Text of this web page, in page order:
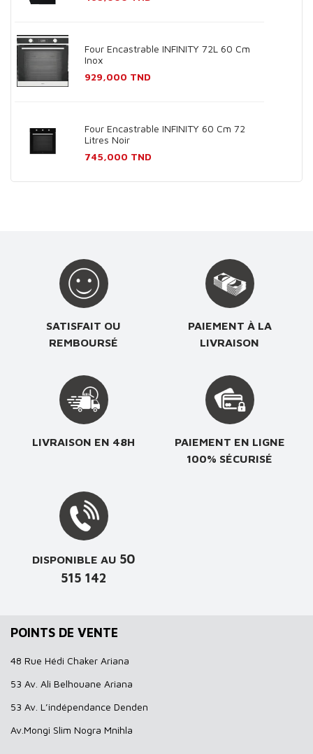
Four Encastrable INFINITY 72L 60 Cm
Inox
Prix
929,000 TND
Four Encastrable INFINITY 60 Cm 72
Litres Noir
Prix
745,000 TND
SATISFAIT OU
REMBOURSÉ
PAIEMENT À LA
LIVRAISON
LIVRAISON EN 48H
PAIEMENT EN LIGNE
100% SÉCURISÉ
DISPONIBLE AU 50
515 142
POINTS DE VENTE
48 Rue Hédi Chaker Ariana
53 Av. Ali Belhouane Ariana
53 Av. L’indépendance Denden
Av.Mongi Slim Nogra Mnihla